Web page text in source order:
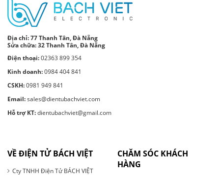
Địa chỉ:77 Thanh Tân, Đà Nẵng
Sửa chữa: 32 Thanh Tân, Đà Nẵng
Điện thoại:02363 899 354
Kinh doanh:0984 404 841
CSKH:0981 949 841
Email:sales@dientubachviet.com
Hỗ trợ KT:dientubachviet@gmail.com
VỀ ĐIỆN TỬ BÁCH VIỆT
Cty TNHH Điện Tử BÁCH VIỆT
CHĂM SÓC KHÁCH
HÀNG